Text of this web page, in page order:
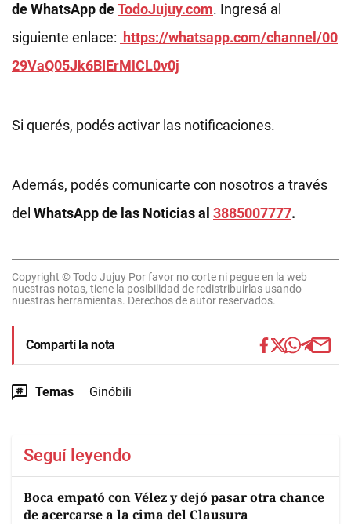
de WhatsApp deTodoJujuy.com. Ingresá al
siguiente enlace: https://whatsapp.com/channel/00
29VaQ05Jk6BIErMlCL0v0j
Si querés, podés activar las notificaciones.
Además, podés comunicarte con nosotros a través
del WhatsApp de las Noticias al 3885007777.
Copyright © Todo Jujuy Por favor no corte ni pegue en la web
nuestras notas, tiene la posibilidad de redistribuirlas usando
nuestras herramientas. Derechos de autor reservados.
Compartí la nota
Temas Ginóbili
Seguí leyendo
Boca empató con Vélez y dejó pasar otra chance
de acercarse a la cima del Clausura